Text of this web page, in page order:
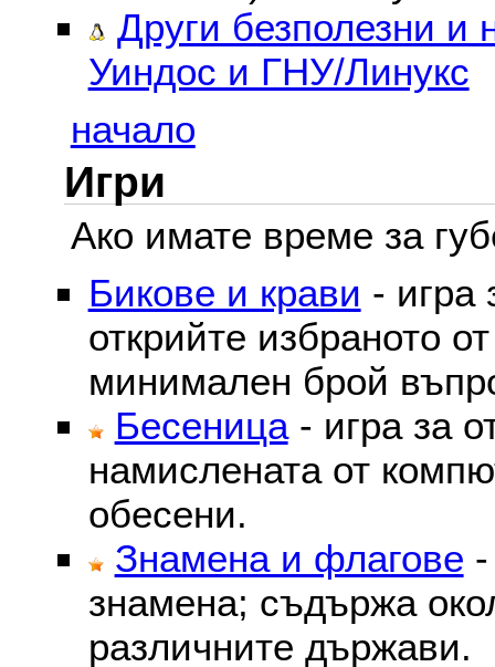
Други безполезни и
Уиндос и ГНУ/Линукс
начало
Игри
Ако имате време за
Бикове и крави - игра
открийте избраното
минимален брой
Бесеница- игра за
намислената от
обесени.
Знамена и флагове
знамена; съдържа
различните държави.